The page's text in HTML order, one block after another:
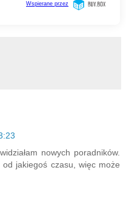
nowych poradników.
jakiegoś czasu, więc może